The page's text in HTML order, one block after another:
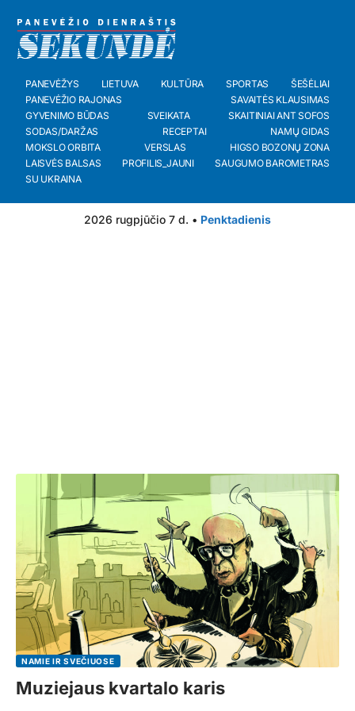
PANEVĖŽYS LIETUVA KULTŪRA SPORTAS
ŠEŠĖLIAI
PANEVĖŽIO RAJONAS
SAVAITĖS KLAUSIMAS
GYVENIMO BŪDAS
SVEIKATA
SKAITINIAI ANT SOFOS
SODAS/DARŽAS
RECEPTAI
NAMŲ GIDAS
MOKSLO ORBITA
VERSLAS
HIGSO BOZONŲ ZONA
LAISVĖS BALSAS
PROFILIS_JAUNI
SAUGUMO BAROMETRAS
SU UKRAINA
2026 rugpjūčio 7 d. • Penktadienis
NAMIE IR SVEČIUOSE
Muziejaus kvartalo karis